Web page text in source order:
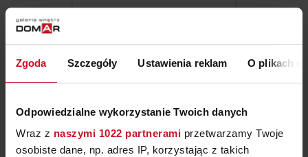
Zgoda Szczegóły Ustawienia reklam O plikach
Odpowiedzialne wykorzystanie Twoich danych
Wraz z naszymi 1022 partnerami przetwarzamy Twoje
osobiste dane, np. adres IP, korzystając z takich